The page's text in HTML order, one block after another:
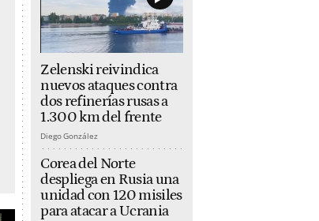
Zelenski reivindica
nuevos ataques contra
dos refinerías rusas a
1.300 km del frente
Diego González
Corea del Norte
despliega en Rusia una
unidad con 120 misiles
para atacar a Ucrania